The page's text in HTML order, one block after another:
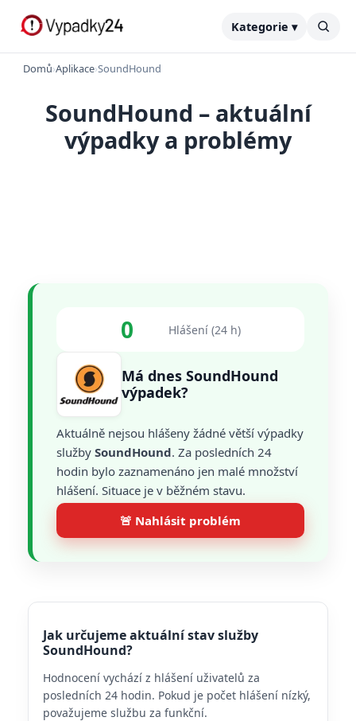
Kategorie ▾
Domů›Aplikace›SoundHound
SoundHound – aktuální
výpadky a problémy
0 Hlášení (24 h)
Má dnes SoundHound
výpadek?
Aktuálně nejsou hlášeny žádné větší výpadky
služby SoundHound. Za posledních 24
hodin bylo zaznamenáno jen malé množství
hlášení. Situace je v běžném stavu.
🚨 Nahlásit problém
Jak určujeme aktuální stav služby
SoundHound?
Hodnocení vychází z hlášení uživatelů za
posledních 24 hodin. Pokud je počet hlášení nízký,
považujeme službu za funkční.